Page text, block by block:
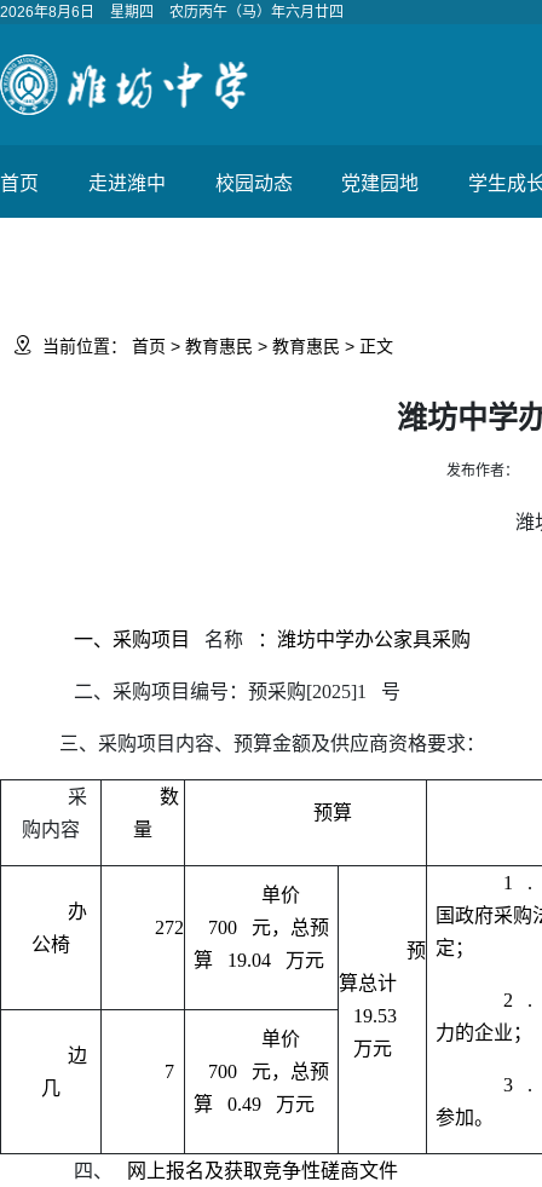
2026年8月6日 星期四 农历丙午（马）年六月廿四
首页 走进潍中 校园动态 党建园地 学生成
 当前位置： 首页 > 教育惠民 > 教育惠民 > 正文
潍坊中学
发布作者：
潍
一、采购项目 名称 ：潍坊中学办公家具采购
二、采购项目编号：预采购[2025]1 号
三、采购项目内容、预算金额及供应商资格要求：
采
购内容
数
量
预算
办
公椅
272
单价
700
元，总预
算
19.04 万元
预
算总计
19.53
万元
1
.
国政府采购
定；
2
.
力的企业；
3
.
参加。
边
几
7
单价
700
元，总预
算
0.49 万元
四、 网上报名及获取竞争性磋商文件